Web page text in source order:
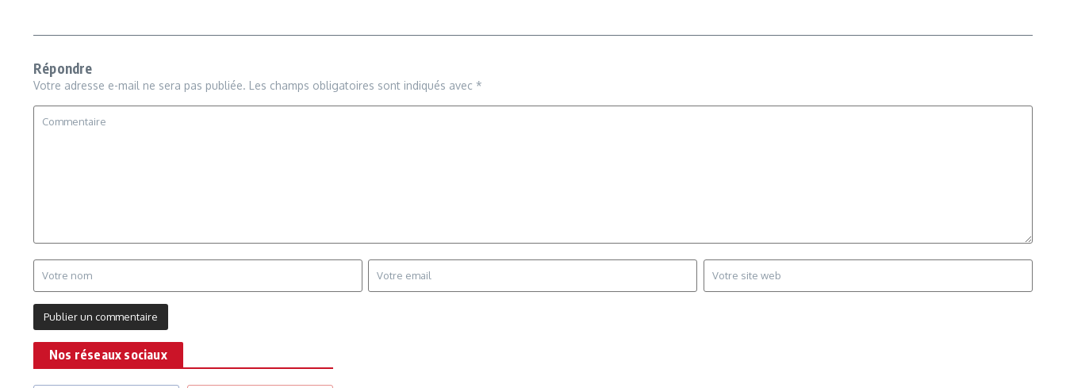
Répondre
Votre adresse e-mail ne sera pas publiée. Les champs obligatoires sont indiqués avec *
Nos réseaux sociaux